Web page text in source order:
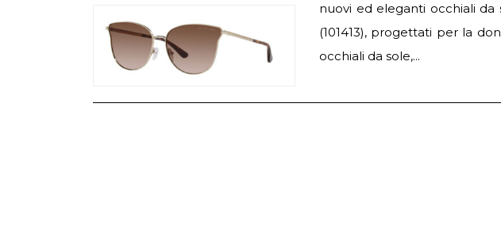
nuovi ed eleganti occhiali da
(101413), progettati per la
occhiali da sole,...